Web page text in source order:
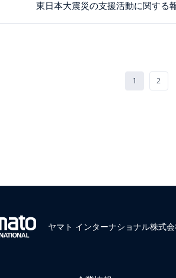
東日本大震災の支援活動に関する
1 2
ヤマト インターナショナル株式会